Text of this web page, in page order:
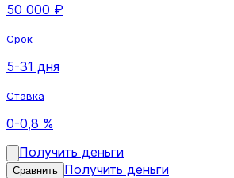
50 000 ₽
Срок
5-31 дня
Ставка
0-0,8 %
Получить деньги
Сравнить Получить деньги